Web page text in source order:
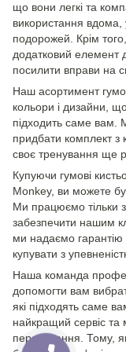
що вони легкі та
використання вдома,
подорожей. Крім
додатковий елемент
посилити вправи на
Наш асортимент
кольори і дизайни,
підходить саме вам.
придбати комплект з
своє тренування ще
Купуючи гумові
Monkey, ви можете
Ми працюємо тільки
забезпечити нашим
ми надаємо
купувати з
Наша команда
допомогти вам
які підходять саме
найкращий сервіс та
перебування. Тому,